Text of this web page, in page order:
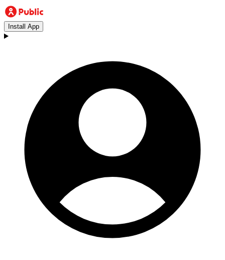
Install App